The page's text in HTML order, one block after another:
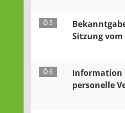
Ö 5
Sitzung vom
Ö 6
Information
personelle